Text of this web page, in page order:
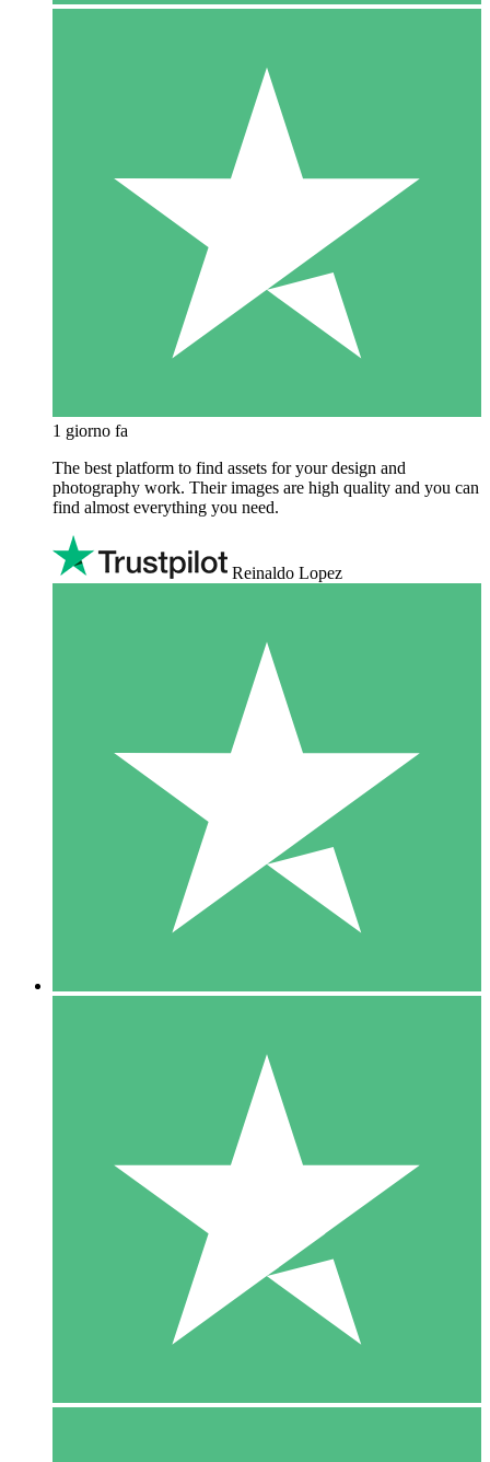
1 giorno fa
The best platform to find assets for your design and
photography work. Their images are high quality and you can
find almost everything you need.
Reinaldo Lopez